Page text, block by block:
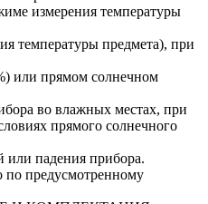
измерения температуры
температуры предмета), при
или прямом солнечном
во влажных местах, при
прямого солнечного
или падения прибора.
по предусмотренному